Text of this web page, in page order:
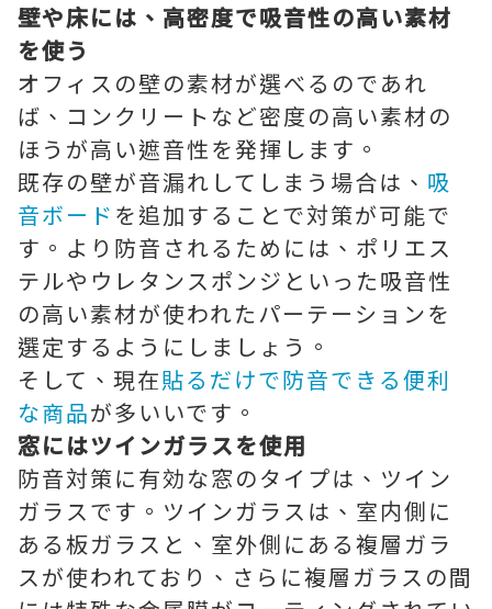
壁や床には、高密度で吸音性の高い素材
を使う
オフィスの壁の素材が選べるのであれ
ば、コンクリートなど密度の高い素材の
ほうが高い遮音性を発揮します。
既存の壁が音漏れしてしまう場合は、 吸
音ボード を追加することで対策が可能で
す。より防音されるためには、ポリエス
テルやウレタンスポンジといった吸音性
の高い素材が使われたパーテーションを
選定するようにしましょう。
そして、現在貼るだけで防音できる便利
な商品が多いいです。
窓にはツインガラスを使用
防音対策に有効な窓のタイプは、ツイン
ガラスです。ツインガラスは、室内側に
ある板ガラスと、室外側にある複層ガラ
スが使われており、さらに複層ガラスの間